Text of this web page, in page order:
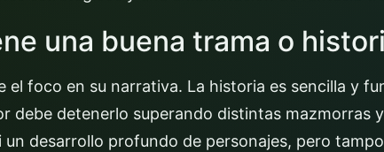
una buena trama o
el foco en su narrativa. La historia es sencilla y
debe detenerlo superando distintas
un desarrollo profundo de personajes, pero